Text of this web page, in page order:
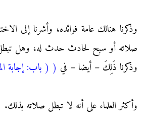
وذكرنا هنالك عامة فوائده، وأشرنا إلى
صلاته أو سبح لحادث حدث له، وهل
وذكرنا ذَلِكَ – أيضا – في ( ( باب: إجابة
وأكثر العلماء على أنه لا تبطل صلاته بذلك.